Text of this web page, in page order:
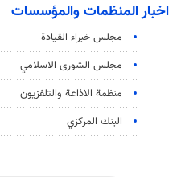
اخبار المنظمات والمؤسسات
مجلس خبراء القيادة
مجلس الشورى الاسلامي
منظمة الاذاعة والتلفزیون
البنك المركزي